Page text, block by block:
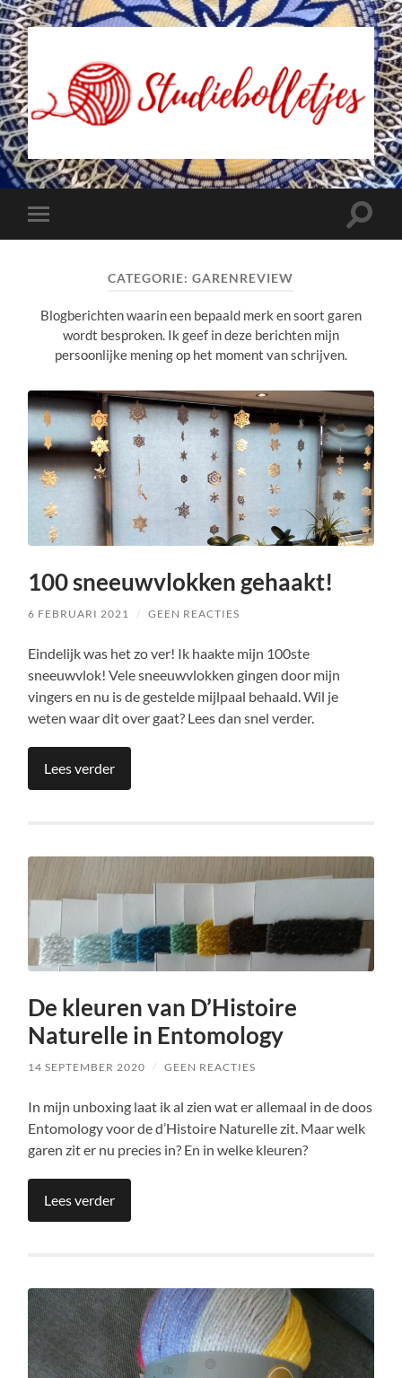
Studiebolletjes
Toggle
mobiel
Toggle
CATEGORIE:GARENREVIEW
Blogberichten waarin een bepaald merk en soort garen
wordt besproken. Ik geef in deze berichten mijn
persoonlijke mening op het moment van schrijven.
100 sneeuwvlokken gehaakt!
6 FEBRUARI 2021 / GEEN REACTIES
Eindelijk was het zo ver! Ik haakte mijn 100ste
sneeuwvlok! Vele sneeuwvlokken gingen door mijn
vingers en nu is de gestelde mijlpaal behaald. Wil je
weten waar dit over gaat? Lees dan snel verder.
Lees verder
De kleuren van D’Histoire
Naturelle in Entomology
14 SEPTEMBER 2020 / GEEN REACTIES
In mijn unboxing laat ik al zien wat er allemaal in de doos
Entomology voor de d’Histoire Naturelle zit. Maar welk
garen zit er nu precies in? En in welke kleuren?
Lees verder